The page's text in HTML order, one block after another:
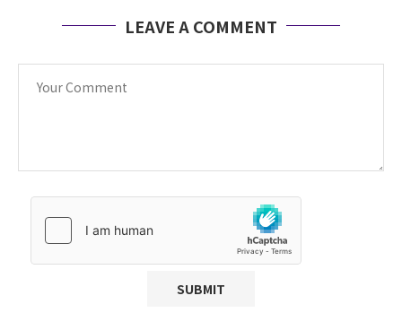
LEAVE A COMMENT